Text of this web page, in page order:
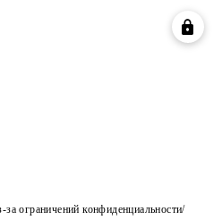
ограничений конфиденциальности/